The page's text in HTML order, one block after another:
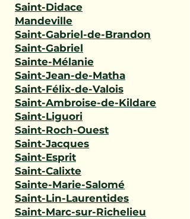
Saint-Didace
Mandeville
Saint-Gabriel-de-Brandon
Saint-Gabriel
Sainte-Mélanie
Saint-Jean-de-Matha
Saint-Félix-de-Valois
Saint-Ambroise-de-Kildare
Saint-Liguori
Saint-Roch-Ouest
Saint-Jacques
Saint-Esprit
Saint-Calixte
Sainte-Marie-Salomé
Saint-Lin-Laurentides
Saint-Marc-sur-Richelieu